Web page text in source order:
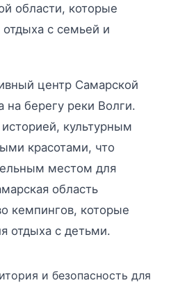
области, которые
отдыха с семьей и
центр Самарской
на берегу реки Волги.
культурным
красотами, что
местом для
область
кемпингов, которые
отдыха с детьми.
и безопасность для